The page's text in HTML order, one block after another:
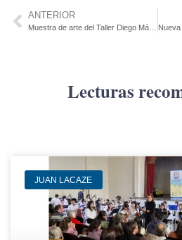
ANTERIOR
Lecturas
JUAN LACAZE